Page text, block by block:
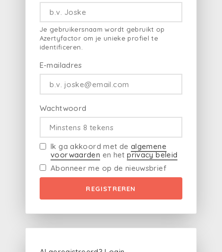
Je gebruikersnaam wordt gebruikt op
Azertyfactor om je unieke profiel te
identificeren.
E-mailadres
Wachtwoord
Ik ga akkoord met de algemene
voorwaarden en hetprivacy beleid
Abonneer me op de nieuwsbrief
REGISTREREN